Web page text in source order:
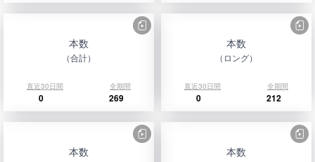
本数
（合計）
直近30日間 全期間
0 269
本数
（ロング）
直近30日間 全期間
0 212
本数 本数